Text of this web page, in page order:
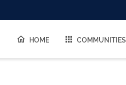
HOME COMMUNITIES